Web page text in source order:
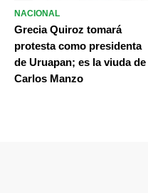
NACIONAL
Grecia Quiroz tomará
protesta como presidenta
de Uruapan; es la viuda de
Carlos Manzo